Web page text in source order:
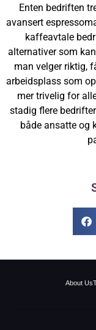
Enten bedriften
avansert
kaffeavtale
alternativer som
man velger riktig,
arbeidsplass som
mer trivelig for
stadig flere
både ansatte og
About Us